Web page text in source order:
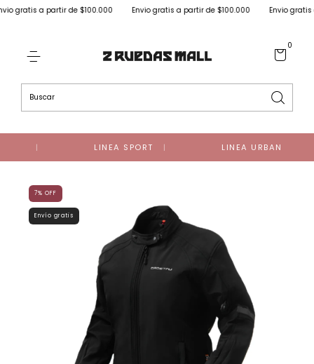
gratis a partir de $100.000 Envio gratis a partir de $100.000 Envio gratis a
0
LINEA SPORT LINEA URBAN
7% OFF
Envío gratis